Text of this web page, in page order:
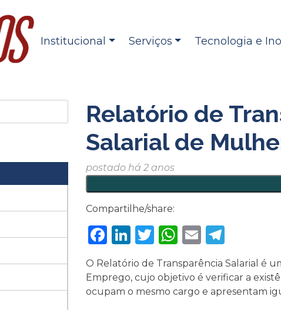
Institucional Serviços Tecnologia e
Relatório de
Salarial de
postado há 2 anos
Compartilhe/share:
Facebook
LinkedIn
Twitter
WhatsApp
Email
O Relatório de Transparência Salarial é
Emprego, cujo objetivo é verificar a
ocupam o mesmo cargo e apresentam